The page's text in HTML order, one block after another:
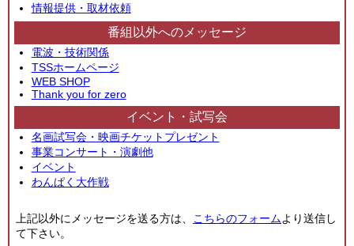
情報提供・取材依頼
番組以外へのメッセージ
電波・技術関係
TSSホームページ
WEB SHOP
Thank you for zero
イベント・試写会
名画試写会・映画チケットプレゼント
事業コンサート・演劇他
イベント
わんぱく大作戦
上記以外にメッセージを送る方は、 こちらのフォームより送信し
て下さい。